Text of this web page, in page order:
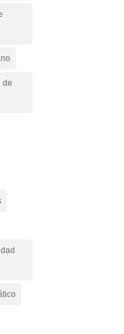
de